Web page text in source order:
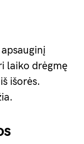
laiko drėgmę
išorės.